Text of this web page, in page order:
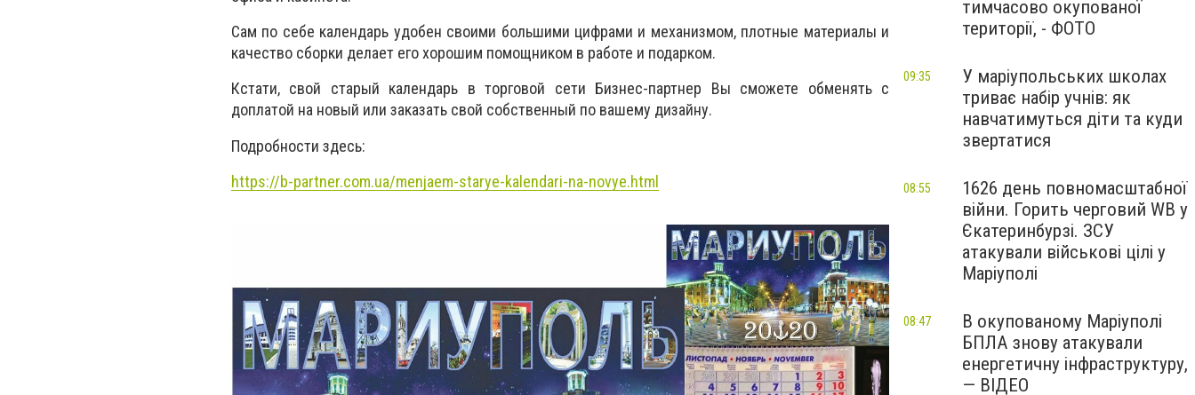
Сам по себе календарь удобен своими большими цифрами и механизмом, плотные материалы и
качество сборки делает его хорошим помощником в работе и подарком.
Кстати, свой старый календарь в торговой сети Бизнес-партнер Вы сможете обменять с
доплатой на новый или заказать свой собственный по вашему дизайну.
Подробности здесь:
https://b-partner.com.ua/menjaem-starye-kalendari-na-novye.html
тимчасово окупованої
території, - ФОТО
У маріупольських школах
триває набір учнів: як
навчатимуться діти та куди
звертатися
09:35
1626 день повномасштабної
війни. Горить черговий WB у
Єкатеринбурзі. ЗСУ
атакували військові цілі у
Маріуполі
08:55
В окупованому Маріуполі
БПЛА знову атакували
енергетичну інфраструктуру,
— ВІДЕО
08:47